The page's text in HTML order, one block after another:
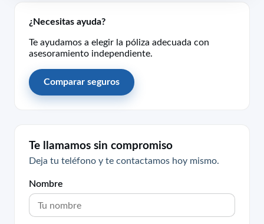
¿Necesitas ayuda?
Te ayudamos a elegir la póliza adecuada con
asesoramiento independiente.
Comparar seguros
Te llamamos sin compromiso
Deja tu teléfono y te contactamos hoy mismo.
Nombre